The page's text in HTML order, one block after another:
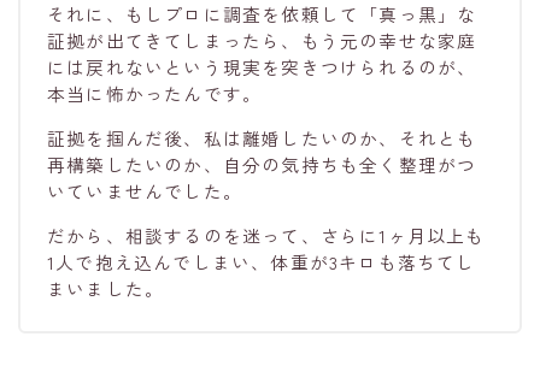
それに、もしプロに調査を依頼して「真っ黒」な
証拠が出てきてしまったら、もう元の幸せな家庭
には戻れないという現実を突きつけられるのが、
本当に怖かったんです。
証拠を掴んだ後、私は離婚したいのか、それとも
再構築したいのか、自分の気持ちも全く整理がつ
いていませんでした。
だから、相談するのを迷って、さらに1ヶ月以上も
1人で抱え込んでしまい、体重が3キロも落ちてし
まいました。